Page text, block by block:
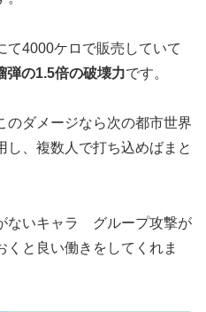
て4000ケロで販売していて
弾の1.5倍の破壊力です。
のダメージなら次の都市世界
し、複数人で打ち込めばまと
ないキャラ グループ攻撃が
くと良い働きをしてくれま